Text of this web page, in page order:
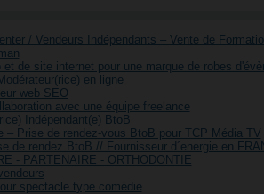
/ Vendeurs Indépendants – Vente de
et de site internet pour une marque de robes
en ligne
web SEO
avec une équipe freelance
Indépendant(e) BtoB
– Prise de rendez-vous BtoB pour TCP Média TV
de rendez BtoB // Fournisseur d´energie en
- PARTENAIRE - ORTHODONTIE
spectacle type comédie